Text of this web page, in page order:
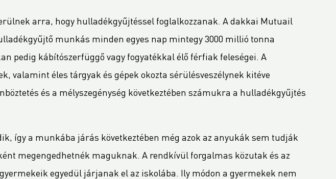
arra, hogy hulladékgyűjtéssel foglalkozzanak. A dakkai Mutuail
munkás minden egyes nap mintegy 3000 millió tonna
pedig kábítószerfüggő vagy fogyatékkal élő férfiak feleségei. A
valamint éles tárgyak és gépek okozta sérülésveszélynek kitéve
és a mélyszegénység következtében számukra a hulladékgyűjtés
így a munkába járás következtében még azok az anyukák sem tudják
megengedhetnék maguknak. A rendkívül forgalmas közutak és az
egyedül járjanak el az iskolába. Ily módon a gyermekek nem